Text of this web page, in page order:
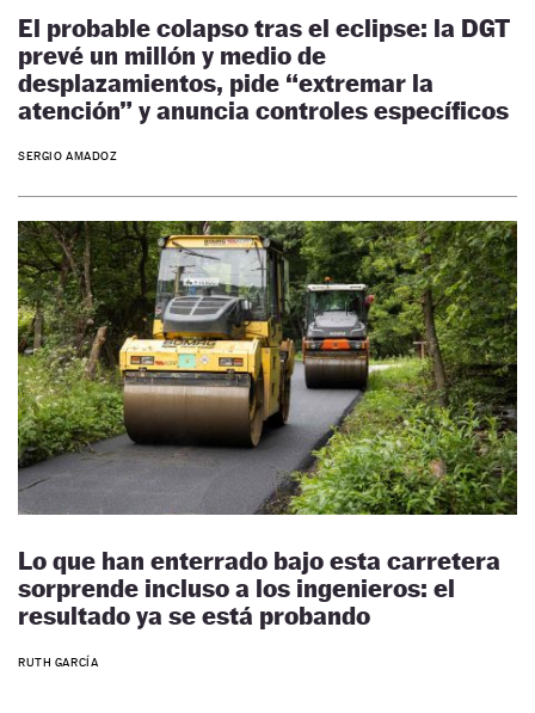
El probable colapso tras el eclipse: la DGT
prevé un millón y medio de
desplazamientos, pide “extremar la
atención” y anuncia controles específicos
SERGIO AMADOZ
Lo que han enterrado bajo esta carretera
sorprende incluso a los ingenieros: el
resultado ya se está probando
RUTH GARCÍA